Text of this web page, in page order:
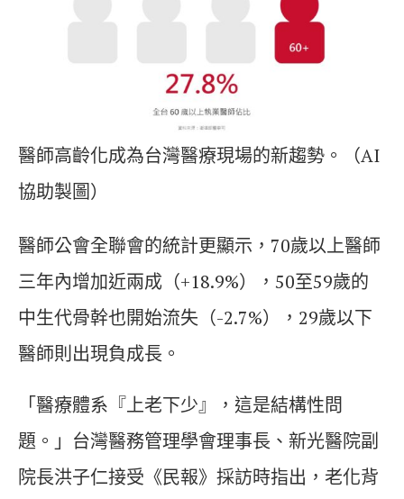
醫師高齡化成為台灣醫療現場的新趨勢。（AI
協助製圖）
醫師公會全聯會的統計更顯示，70歲以上醫師
三年內增加近兩成（+18.9%），50至59歲的
中生代骨幹也開始流失（-2.7%），29歲以下
醫師則出現負成長。
「醫療體系『上老下少』，這是結構性問
題。」台灣醫務管理學會理事長、新光醫院副
院長洪子仁接受《民報》採訪時指出，老化背